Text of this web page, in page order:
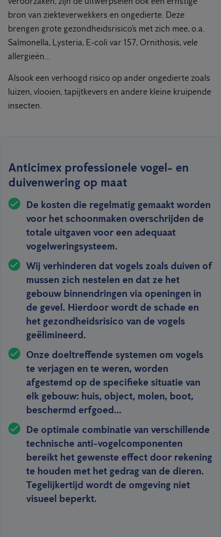
bron van ziekteverwekkers en ongedierte. Deze
brengen grote gezondheidsrisico’s met zich mee, o.a.
Salmonella, Lysteria, E-coli var 157, Ornithosis, vele
allergieën...
Alsook een verhoogd risico op ander ongedierte zoals
luizen, vlooien, tapijtkevers en andere kleine kruipende
insecten.
Anticimex professionele vogel- en
duivenwering op maat
De kosten die regelmatig gemaakt worden
voor het schoonmaken overschrijden de
totale uitgaven voor een adequaat
vogelweringsysteem.
Wij verhinderen dat vogels zoals duiven of
mussen zich nestelen en dat ze het
gebouw binnendringen via openingen in
de gevel. Hierdoor wordt de schade en
het gezondheidsrisico van de vogels
geëlimineerd.
Onze doeltreffende systemen om vogels
te verjagen en te weren, worden
afgestemd op de specifieke situatie van
elk gebouw: huis, object, molen, boot,
beschermd erfgoed...
De optimale combinatie van verschillende
technische anti-vogelcomponenten
bereikt het gewenste effect door rekening
te houden met het gedrag van de dieren.
Tegelijkertijd wordt de omgeving niet
visueel beperkt.